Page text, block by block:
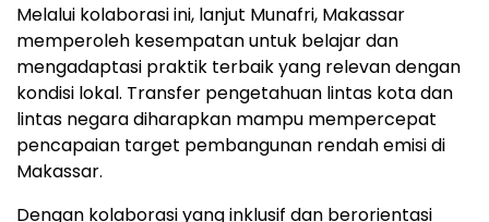
Melalui kolaborasi ini, lanjut Munafri, Makassar
memperoleh kesempatan untuk belajar dan
mengadaptasi praktik terbaik yang relevan dengan
kondisi lokal. Transfer pengetahuan lintas kota dan
lintas negara diharapkan mampu mempercepat
pencapaian target pembangunan rendah emisi di
Makassar.
Dengan kolaborasi yang inklusif dan berorientasi